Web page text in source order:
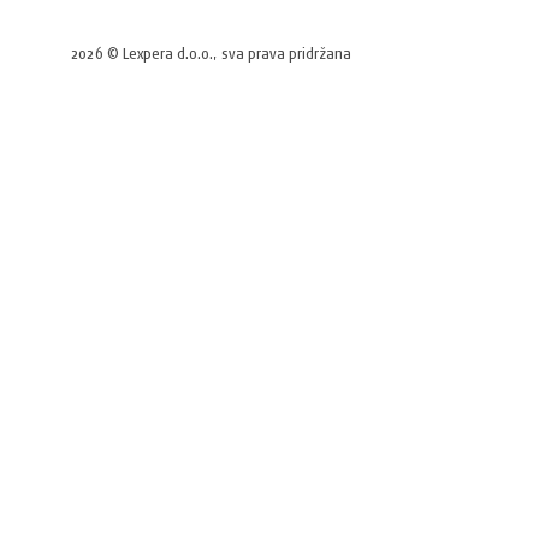
2026 © Lexpera d.o.o., sva prava pridržana